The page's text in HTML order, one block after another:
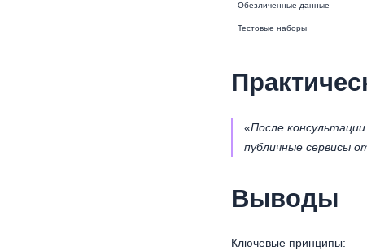
Обезличенные данные
Тестовые наборы
«После
публичные сервисы
Выводы
Ключевые принципы: